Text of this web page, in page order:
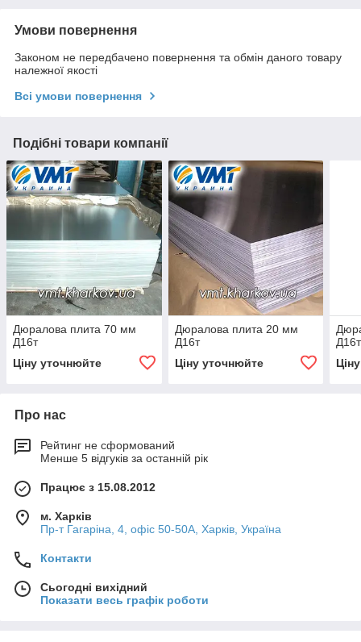
Умови повернення
Законом не передбачено повернення та обмін даного товару
належної якості
Всі умови повернення
Подібні товари компанії
Дюралова плита 70 мм
Д16т
Ціну уточнюйте
Дюралова плита 20 мм
Д16т
Ціну уточнюйте
Д16т
Про нас
Рейтинг не сформований
Менше 5 відгуків за останній рік
Працює з 15.08.2012
м. Харків
Пр-т Гагаріна, 4, офіс 50-50A, Харків, Україна
Контакти
Сьогодні вихідний
Показати весь графік роботи